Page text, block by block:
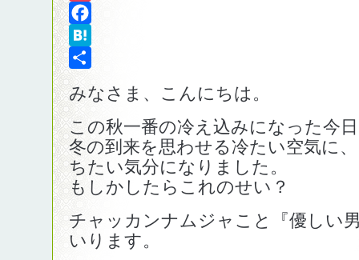
Pocket
Facebook
Hatena
有
みなさま、こんにちは。
この秋一番の冷え込みになった今
冬の到来を思わせる冷たい空気に
ちたい気分になりました。
もしかしたらこれのせい？
チャッカンナムジャこと『優しい
いります。